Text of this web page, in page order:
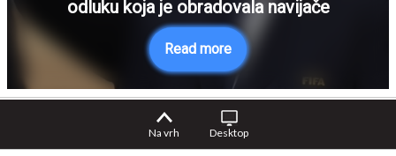
odluku koja je obradovala navijače
Read more
Na vrh Desktop